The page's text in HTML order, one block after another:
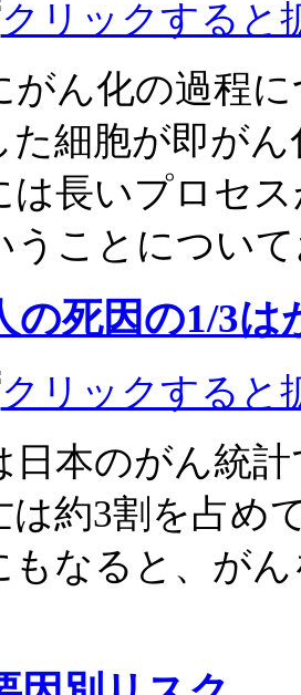
がん化の過程
た細胞が即が
は長いプロセ
うことについ
の死因の1/3は
日本のがん統
は約3割を占め
もなると、が